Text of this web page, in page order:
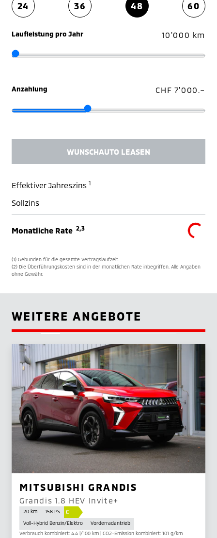
24 36 48 60
Laufleistung pro Jahr 10'000 km
Anzahlung CHF 7'000.–
WUNSCHAUTO LEASEN
Effektiver Jahreszins 1
Sollzins
Monatliche Rate 2,3
(1) Gebunden für die gesamte Vertragslaufzeit.
(2) Die Überführungskosten sind in der monatlichen Rate inbegriffen. Alle Angaben
ohne Gewähr.
WEITERE ANGEBOTE
MITSUBISHI GRANDIS
Grandis 1.8 HEV Invite+
20 km 158 PS C
Voll-Hybrid Benzin/Elektro
Vorderradantrieb
Verbrauch kombiniert: 4.4 l/100 km | CO2-Emission kombiniert: 101 g/km